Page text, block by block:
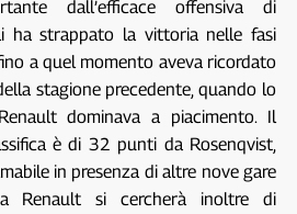
dall’efficace offensiva di
ha strappato la vittoria nelle fasi
a quel momento aveva ricordato
stagione precedente, quando lo
dominava a piacimento. Il
è di 32 punti da Rosenqvist,
in presenza di altre nove gare
Renault si cercherà inoltre di